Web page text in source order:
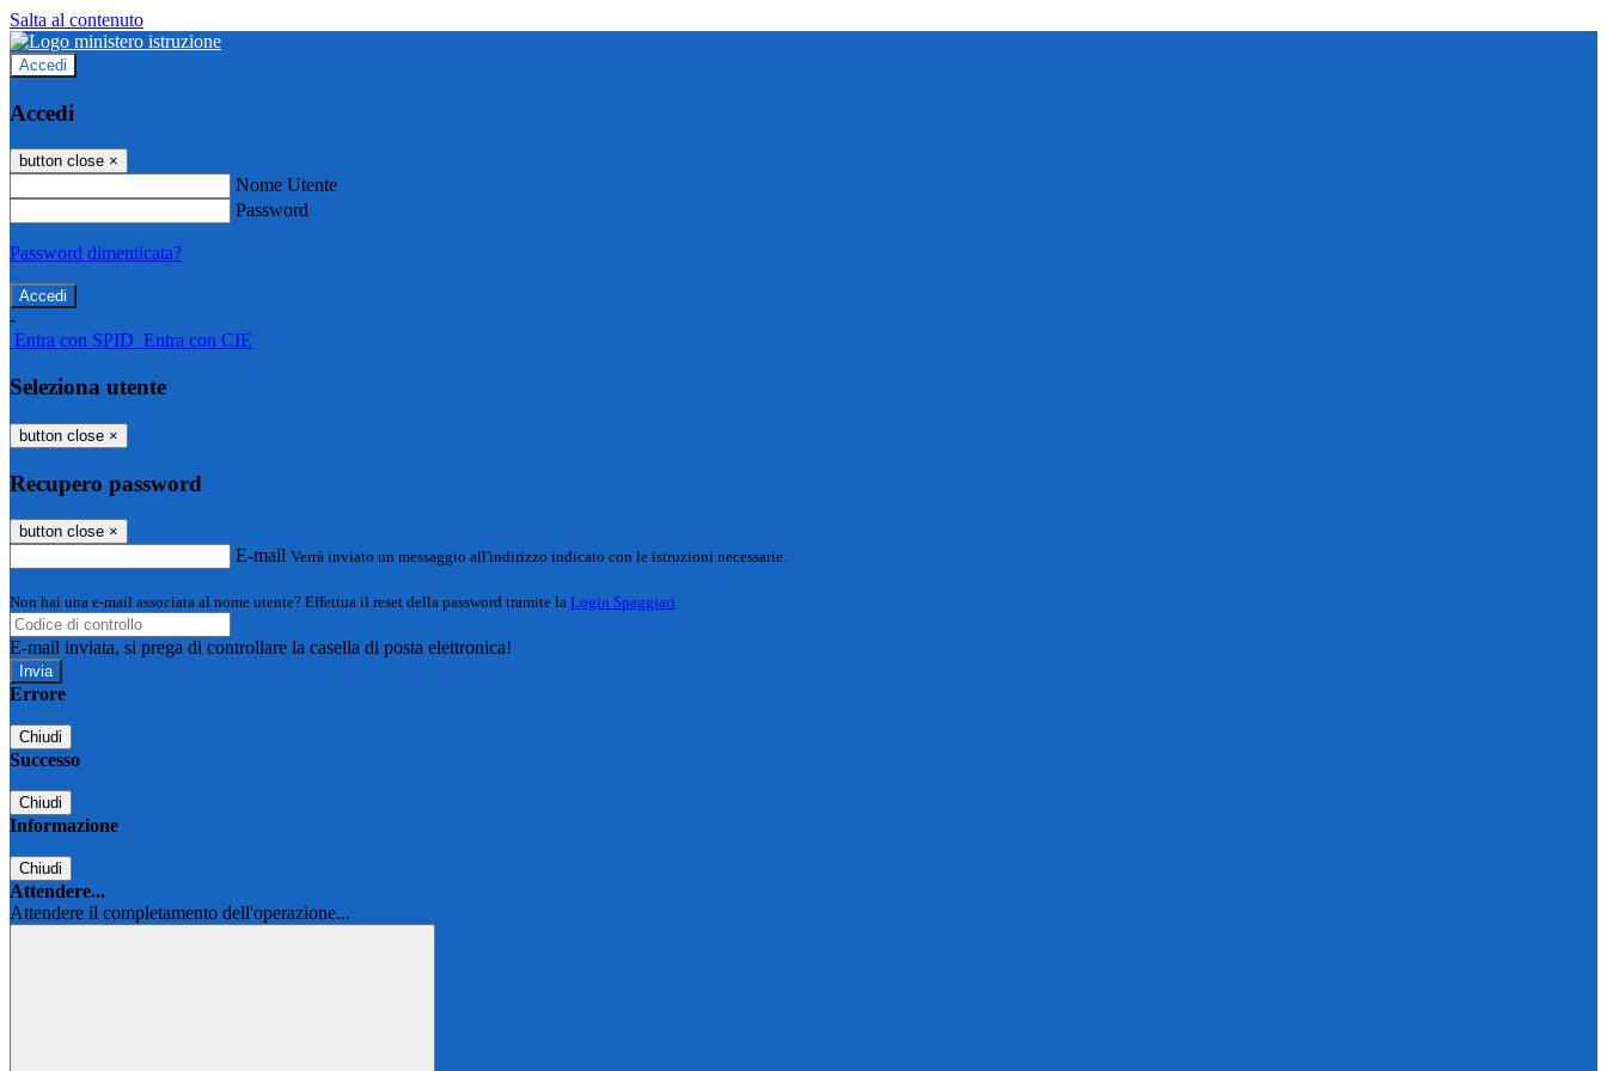
Salta al contenuto
Accedi
Accedi
button close ×
Nome Utente
Password
Password dimenticata?
-
Entra con SPID Entra con CIE
Seleziona utente
button close ×
Recupero password
button close ×
E-mail Verrà inviato un messaggio all'indirizzo indicato con le istruzioni necessarie.
Non hai una e-mail associata al nome utente? Effettua il reset della password tramite la Login Spaggiari
E-mail inviata, si prega di controllare la casella di posta elettronica!
Errore
Chiudi
Successo
Chiudi
Informazione
Chiudi
Attendere...
Attendere il completamento dell'operazione...